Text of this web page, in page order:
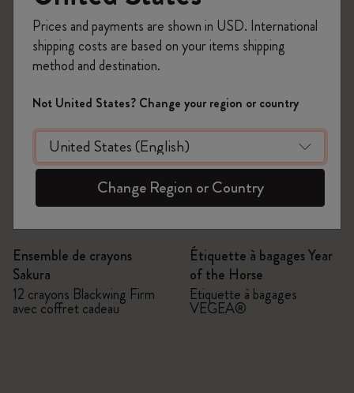
Quick Shop
Ensemble de crayons
Sakura
12 crayons Blackwing Firm
avec coffret cadeau
Quick Shop
Étiquette à bagages Year
of the Horse
Étiquette à bagages
VEGEA®
Prices and payments are shown in USD. International
shipping costs are based on your items shipping
method and destination.
Not United States? Change your region or country
Change Region or Country